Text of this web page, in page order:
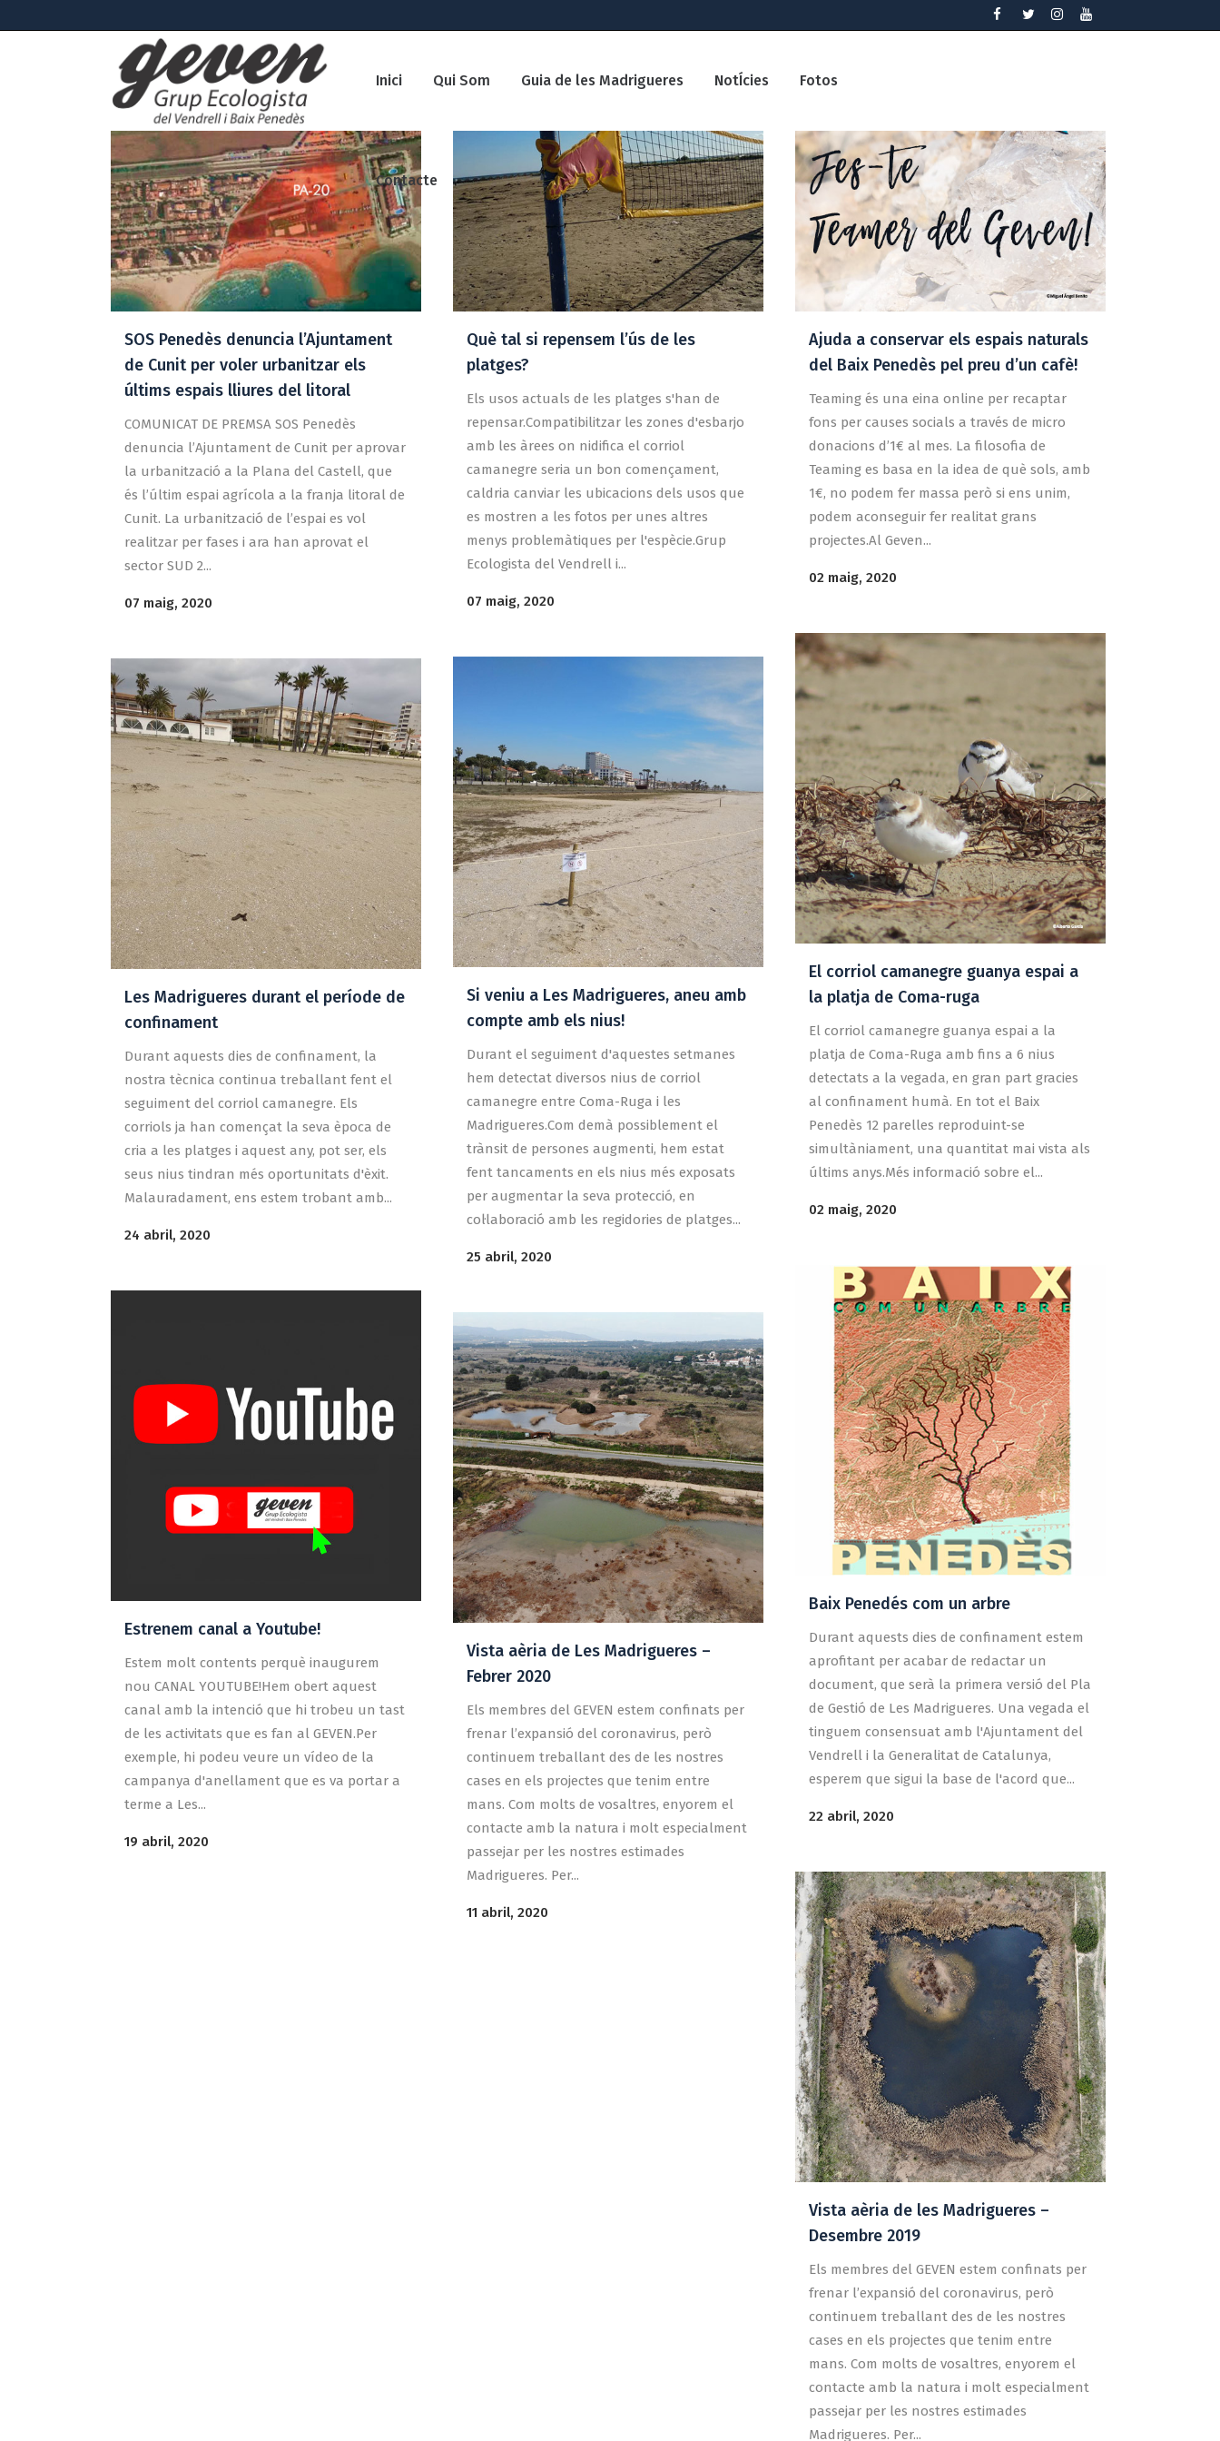
Inici Qui Som Guia de les Madrigueres NotÍcies Fotos
Contacte
SOS Penedès denuncia l’Ajuntament
de Cunit per voler urbanitzar els
últims espais lliures del litoral
COMUNICAT DE PREMSA SOS Penedès
denuncia l’Ajuntament de Cunit per aprovar
la urbanització a la Plana del Castell, que
és l’últim espai agrícola a la franja litoral de
Cunit. La urbanització de l’espai es vol
realitzar per fases i ara han aprovat el
sector SUD 2...
07 maig, 2020
Què tal si repensem l’ús de les
platges?
Els usos actuals de les platges s'han de
repensar.Compatibilitzar les zones d'esbarjo
amb les àrees on nidifica el corriol
camanegre seria un bon començament,
caldria canviar les ubicacions dels usos que
es mostren a les fotos per unes altres
menys problemàtiques per l'espècie.Grup
Ecologista del Vendrell i...
07 maig, 2020
Ajuda a conservar els espais naturals
del Baix Penedès pel preu d’un cafè!
Teaming és una eina online per recaptar
fons per causes socials a través de micro
donacions d’1€ al mes. La filosofia de
Teaming es basa en la idea de què sols, amb
1€, no podem fer massa però si ens unim,
podem aconseguir fer realitat grans
projectes.Al Geven...
02 maig, 2020
El corriol camanegre guanya espai a
la platja de Coma-ruga
El corriol camanegre guanya espai a la
platja de Coma-Ruga amb fins a 6 nius
detectats a la vegada, en gran part gracies
al confinament humà. En tot el Baix
Penedès 12 parelles reproduint-se
simultàniament, una quantitat mai vista als
últims anys.Més informació sobre el...
02 maig, 2020
Si veniu a Les Madrigueres, aneu amb
compte amb els nius!
Durant el seguiment d'aquestes setmanes
hem detectat diversos nius de corriol
camanegre entre Coma-Ruga i les
Madrigueres.Com demà possiblement el
trànsit de persones augmenti, hem estat
fent tancaments en els nius més exposats
per augmentar la seva protecció, en
col·laboració amb les regidories de platges...
25 abril, 2020
Les Madrigueres durant el període de
confinament
Durant aquests dies de confinament, la
nostra tècnica continua treballant fent el
seguiment del corriol camanegre. Els
corriols ja han començat la seva època de
cria a les platges i aquest any, pot ser, els
seus nius tindran més oportunitats d'èxit.
Malauradament, ens estem trobant amb...
24 abril, 2020
Baix Penedés com un arbre
Durant aquests dies de confinament estem
aprofitant per acabar de redactar un
document, que serà la primera versió del Pla
de Gestió de Les Madrigueres. Una vegada el
tinguem consensuat amb l'Ajuntament del
Vendrell i la Generalitat de Catalunya,
esperem que sigui la base de l'acord que...
22 abril, 2020
Estrenem canal a Youtube!
Estem molt contents perquè inaugurem
nou CANAL YOUTUBE!Hem obert aquest
canal amb la intenció que hi trobeu un tast
de les activitats que es fan al GEVEN.Per
exemple, hi podeu veure un vídeo de la
campanya d'anellament que es va portar a
terme a Les...
19 abril, 2020
Vista aèria de Les Madrigueres –
Febrer 2020
Els membres del GEVEN estem confinats per
frenar l’expansió del coronavirus, però
continuem treballant des de les nostres
cases en els projectes que tenim entre
mans. Com molts de vosaltres, enyorem el
contacte amb la natura i molt especialment
passejar per les nostres estimades
Madrigueres. Per...
11 abril, 2020
Vista aèria de les Madrigueres –
Desembre 2019
Els membres del GEVEN estem confinats per
frenar l’expansió del coronavirus, però
continuem treballant des de les nostres
cases en els projectes que tenim entre
mans. Com molts de vosaltres, enyorem el
contacte amb la natura i molt especialment
passejar per les nostres estimades
Madrigueres. Per...